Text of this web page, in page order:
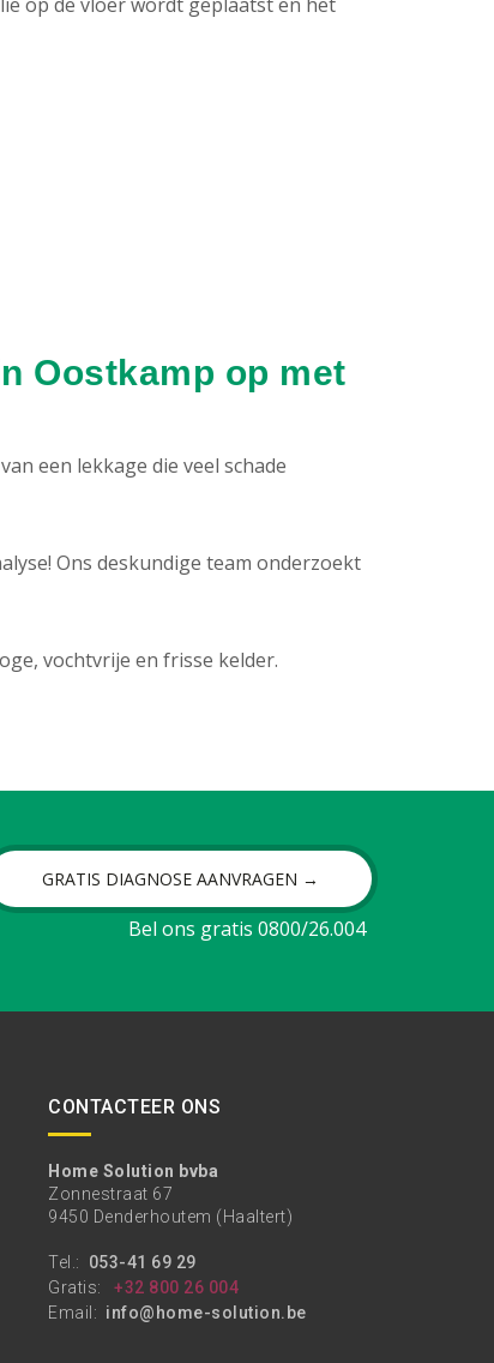
Oostkamp op met
een lekkage die veel schade
Ons deskundige team onderzoekt
vochtvrije en frisse kelder.
GRATIS DIAGNOSE AANVRAGEN →
Bel ons gratis 0800/26.004
CONTACTEER ONS
Home Solution bvba
Zonnestraat 67
9450 Denderhoutem (Haaltert)
Tel.: 053-41 69 29
Gratis:
+32 800 26 004
Email: info@home-solution.be